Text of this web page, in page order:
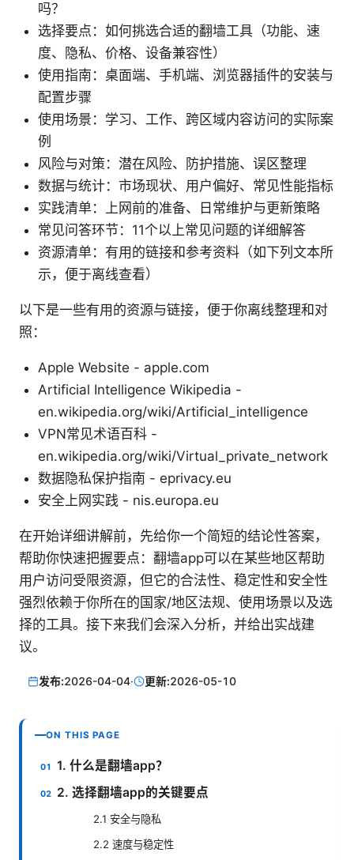
吗？
选择要点：如何挑选合适的翻墙工具（功能、速
度、隐私、价格、设备兼容性）
使用指南：桌面端、手机端、浏览器插件的安装与
配置步骤
使用场景：学习、工作、跨区域内容访问的实际案
例
风险与对策：潜在风险、防护措施、误区整理
数据与统计：市场现状、用户偏好、常见性能指标
实践清单：上网前的准备、日常维护与更新策略
常见问答环节：11个以上常见问题的详细解答
资源清单：有用的链接和参考资料（如下列文本所
示，便于离线查看）
以下是一些有用的资源与链接，便于你离线整理和对
照：
Apple Website - apple.com
Artificial Intelligence Wikipedia -
en.wikipedia.org/wiki/Artificial_intelligence
VPN常见术语百科 -
en.wikipedia.org/wiki/Virtual_private_network
数据隐私保护指南 - eprivacy.eu
安全上网实践 - nis.europa.eu
在开始详细讲解前，先给你一个简短的结论性答案，
帮助你快速把握要点：翻墙app可以在某些地区帮助
用户访问受限资源，但它的合法性、稳定性和安全性
强烈依赖于你所在的国家/地区法规、使用场景以及选
择的工具。接下来我们会深入分析，并给出实战建
议。
发布:2026-04-04· 更新:2026-05-10
ON THIS PAGE
1. 什么是翻墙app？
2. 选择翻墙app的关键要点
2.1 安全与隐私
2.2 速度与稳定性